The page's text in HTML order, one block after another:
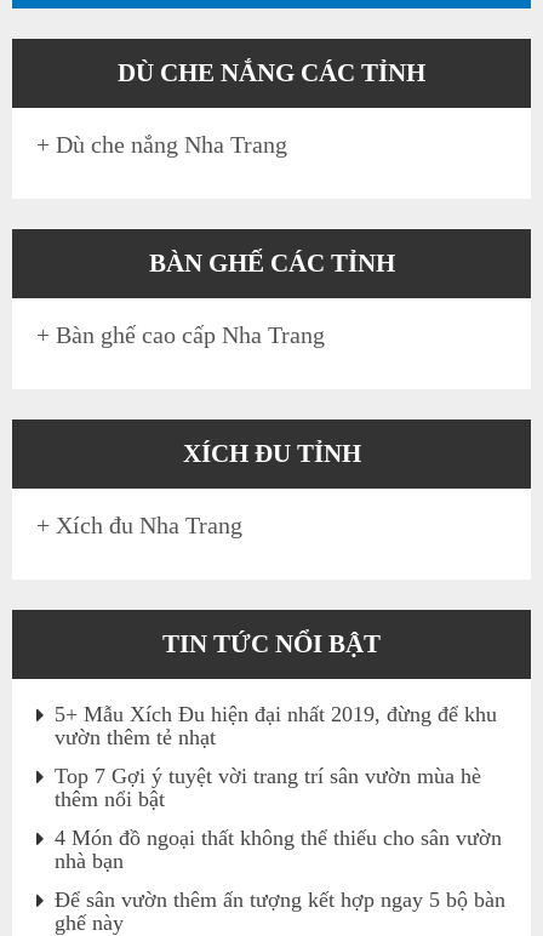
DÙ CHE NẮNG CÁC TỈNH
+ Dù che nắng Nha Trang
BÀN GHẾ CÁC TỈNH
+ Bàn ghế cao cấp Nha Trang
XÍCH ĐU TỈNH
+ Xích đu Nha Trang
TIN TỨC NỔI BẬT
5+ Mẫu Xích Đu hiện đại nhất 2019, đừng để khu
vườn thêm tẻ nhạt
Top 7 Gợi ý tuyệt vời trang trí sân vườn mùa hè
thêm nổi bật
4 Món đồ ngoại thất không thể thiếu cho sân vườn
nhà bạn
Để sân vườn thêm ấn tượng kết hợp ngay 5 bộ bàn
ghế này